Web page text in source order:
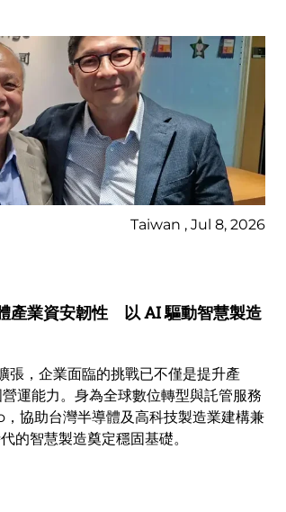
Taiwan , Jul 8, 2026
產業資安韌性 以 AI 驅動智慧製造
張，企業面臨的挑戰已不僅是提升產
運能力。身為全球數位轉型與託管服務
協助台灣半導體及高科技製造業建構兼
的智慧製造奠定穩固基礎。